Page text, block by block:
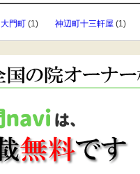
大門町(1) 神辺町十三軒屋 (1)